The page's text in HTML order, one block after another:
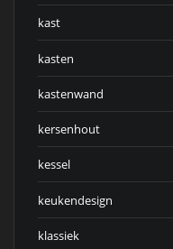
kast
kasten
kastenwand
kersenhout
kessel
keukendesign
klassiek